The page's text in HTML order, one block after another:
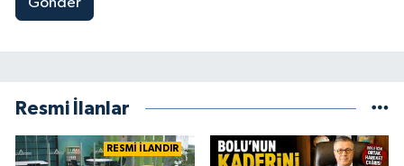
Resmi İlanlar
RESMİ İLANDIR